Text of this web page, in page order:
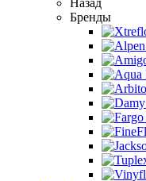
Назад
Бренды